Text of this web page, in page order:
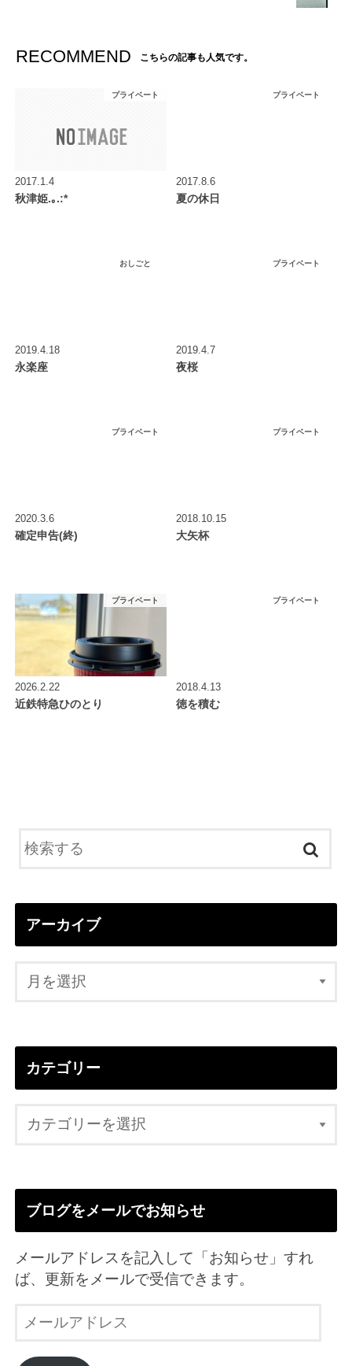
RECOMMEND こちらの記事も人気です。
プライベート
2017.1.4
秋津姫.｡.:*
プライベート
2017.8.6
夏の休日
おしごと
2019.4.18
永楽座
プライベート
2019.4.7
夜桜
プライベート
2020.3.6
確定申告(終)
プライベート
2018.10.15
大矢杯
プライベート
2026.2.22
近鉄特急ひのとり
プライベート
2018.4.13
徳を積む
アーカイブ
カテゴリー
ブログをメールでお知らせ
メールアドレスを記入して「お知らせ」すれ
ば、更新をメールで受信できます。
ル